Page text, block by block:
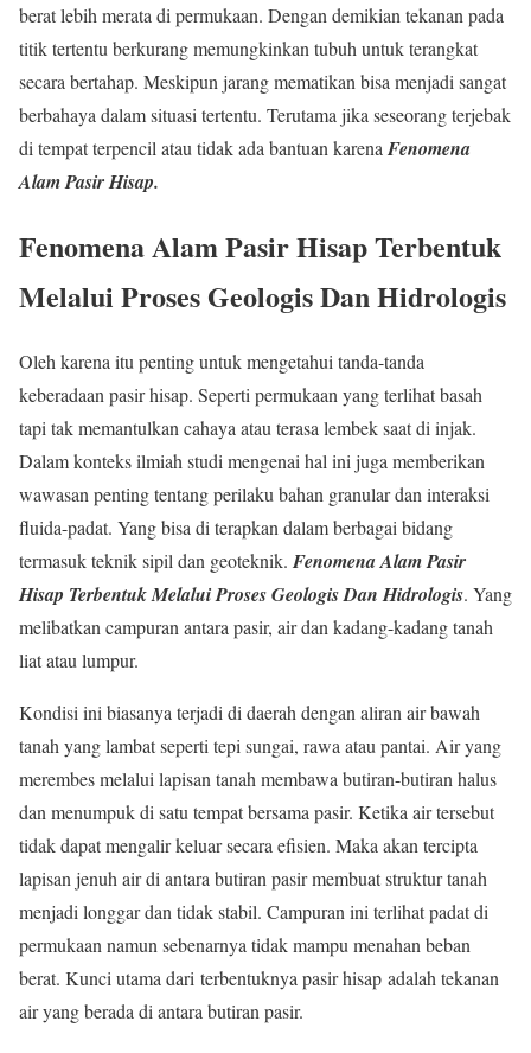
berat lebih merata di permukaan. Dengan demikian tekanan pada
titik tertentu berkurang memungkinkan tubuh untuk terangkat
secara bertahap. Meskipun jarang mematikan bisa menjadi sangat
berbahaya dalam situasi tertentu. Terutama jika seseorang terjebak
di tempat terpencil atau tidak ada bantuan karena Fenomena
Alam Pasir Hisap.
Fenomena Alam Pasir HisapTerbentuk
Melalui Proses Geologis Dan Hidrologis
Oleh karena itu penting untuk mengetahui tanda-tanda
keberadaan pasir hisap. Seperti permukaan yang terlihat basah
tapi tak memantulkan cahaya atau terasa lembek saat di injak.
Dalam konteks ilmiah studi mengenai hal ini juga memberikan
wawasan penting tentang perilaku bahan granular dan interaksi
fluida-padat. Yang bisa di terapkan dalam berbagai bidang
termasuk teknik sipil dan geoteknik. Fenomena Alam Pasir
Hisap Terbentuk Melalui Proses Geologis Dan Hidrologis. Yang
melibatkan campuran antara pasir, air dan kadang-kadang tanah
liat atau lumpur.
Kondisi ini biasanya terjadi di daerah dengan aliran air bawah
tanah yang lambat seperti tepi sungai, rawa atau pantai. Air yang
merembes melalui lapisan tanah membawa butiran-butiran halus
dan menumpuk di satu tempat bersama pasir. Ketika air tersebut
tidak dapat mengalir keluar secara efisien. Maka akan tercipta
lapisan jenuh air di antara butiran pasir membuat struktur tanah
menjadi longgar dan tidak stabil. Campuran ini terlihat padat di
permukaan namun sebenarnya tidak mampu menahan beban
berat. Kunci utama dari terbentuknya pasir hisap adalah tekanan
air yang berada di antara butiran pasir.